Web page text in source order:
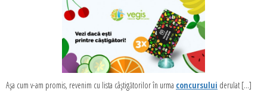
Așa cum v-am promis, revenim cu lista câștigătorilor în urma concursului derulat [...]